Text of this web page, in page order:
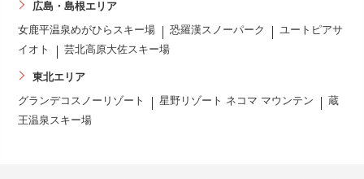
広島・島根エリア
女鹿平温泉めがひらスキー場 恐羅漢スノーパーク
ユートピアサ
イオト
芸北高原大佐スキー場
東北エリア
グランデコスノーリゾート 星野リゾート ネコマ マウンテン
蔵
王温泉スキー場